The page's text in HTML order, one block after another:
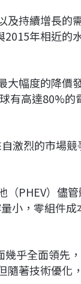
持續增長的
年相近的
幅度的降價
有高達80%
激烈的市場
PHEV）儘
小，零組件
乎全面領先
隨著技術優化